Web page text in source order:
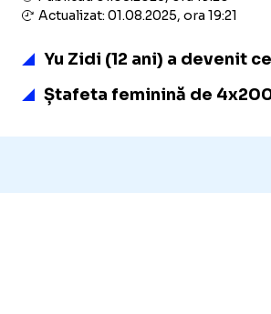
Actualizat: 01.08.2025, ora 19:21
Yu Zidi (12 ani) a devenit
Ștafeta feminină de